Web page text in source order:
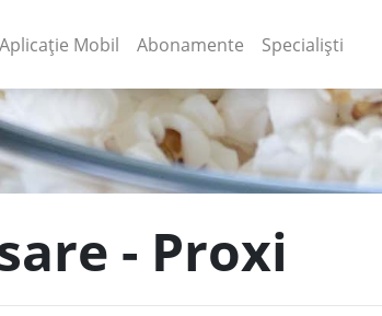
Aplicație Mobil (current)
Abonamente Specialiști
- Proxi